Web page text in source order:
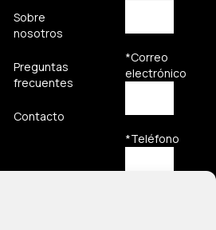
Sobre
nosotros
Preguntas
frecuentes
Contacto
*Correo
electrónico
*Teléfono